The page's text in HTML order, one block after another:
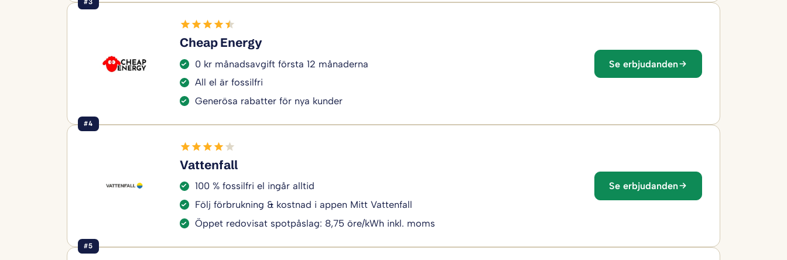
Cheap Energy
0 kr månadsavgift första 12 månaderna
All el är fossilfri
Generösa rabatter för nya kunder
Se erbjudanden
#4
Vattenfall
100 % fossilfri el ingår alltid
Följ förbrukning & kostnad i appen Mitt Vattenfall
Öppet redovisat spotpåslag: 8,75 öre/kWh inkl. moms
Se erbjudanden
#5